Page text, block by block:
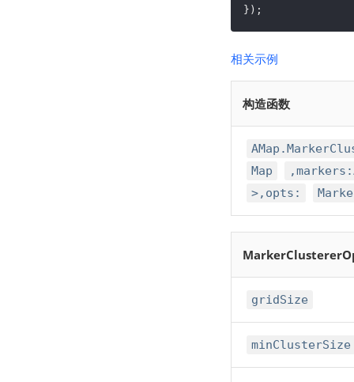
});
相关示例
构造函数
Map
>,opts:
gridSize
minClusterSize